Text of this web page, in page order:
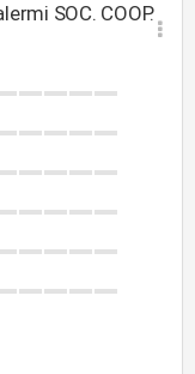
SOC. COOP.